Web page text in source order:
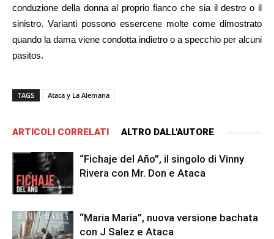
conduzione della donna al proprio fianco che sia il destro o il
sinistro. Varianti possono essercene molte come dimostrato
quando la dama viene condotta indietro o a specchio per alcuni
pasitos.
TAGS Ataca y La Alemana
ARTICOLI CORRELATI ALTRO DALL'AUTORE
“Fichaje del Año”, il singolo di Vinny
Rivera con Mr. Don e Ataca
“Maria Maria”, nuova versione bachata
con J Salez e Ataca